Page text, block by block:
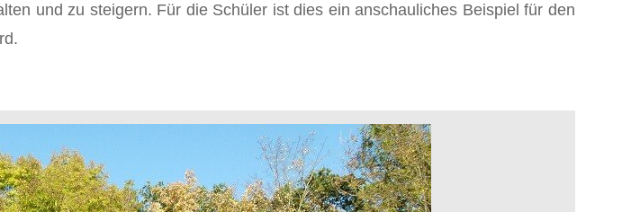
und zu steigern. Für die Schüler ist dies ein an­schauliches Beispiel für den